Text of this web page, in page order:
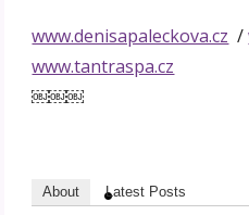
www.denisapaleckova.cz /
www.tantraspa.cz
￼￼￼
About Latest Posts